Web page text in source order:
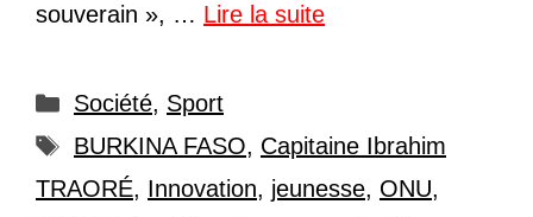
souverain », … Lire la suite
Catégories
Société, Sport
Étiquettes
BURKINA FASO, Capitaine Ibrahim
TRAORÉ, Innovation, jeunesse, ONU,